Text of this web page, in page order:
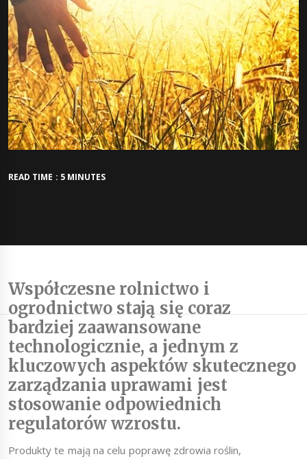
READ TIME : 5 MINUTES
Współczesne rolnictwo i
ogrodnictwo stają się coraz
bardziej zaawansowane
technologicznie, a jednym z
kluczowych aspektów skutecznego
zarządzania uprawami jest
stosowanie odpowiednich
regulatorów wzrostu.
Produkty te mają na celu poprawę zdrowia roślin,